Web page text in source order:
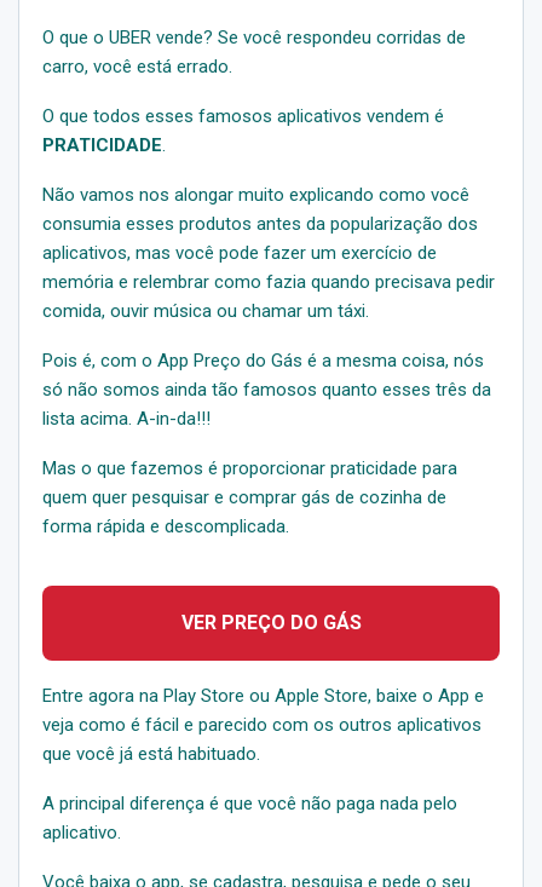
O que o UBER vende? Se você respondeu corridas de
carro, você está errado.
O que todos esses famosos aplicativos vendem é
PRATICIDADE.
Não vamos nos alongar muito explicando como você
consumia esses produtos antes da popularização dos
aplicativos, mas você pode fazer um exercício de
memória e relembrar como fazia quando precisava pedir
comida, ouvir música ou chamar um táxi.
Pois é, com o App Preço do Gás é a mesma coisa, nós
só não somos ainda tão famosos quanto esses três da
lista acima. A-in-da!!!
Mas o que fazemos é proporcionar praticidade para
quem quer pesquisar e comprar gás de cozinha de
forma rápida e descomplicada.
VER PREÇO DO GÁS
Entre agora na Play Store ou Apple Store, baixe o App e
veja como é fácil e parecido com os outros aplicativos
que você já está habituado.
A principal diferença é que você não paga nada pelo
aplicativo.
Você baixa o app, se cadastra, pesquisa e pede o seu